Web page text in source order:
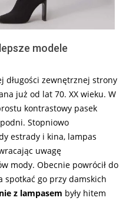
modele
długości zewnętrznej strony
już od lat 70. XX wieku. W
kontrastowy pasek
Stopniowo
estrady i kina, lampas
uwagę
mody. Obecnie powrócił do
spotkać go przy damskich
z lampasem były hitem